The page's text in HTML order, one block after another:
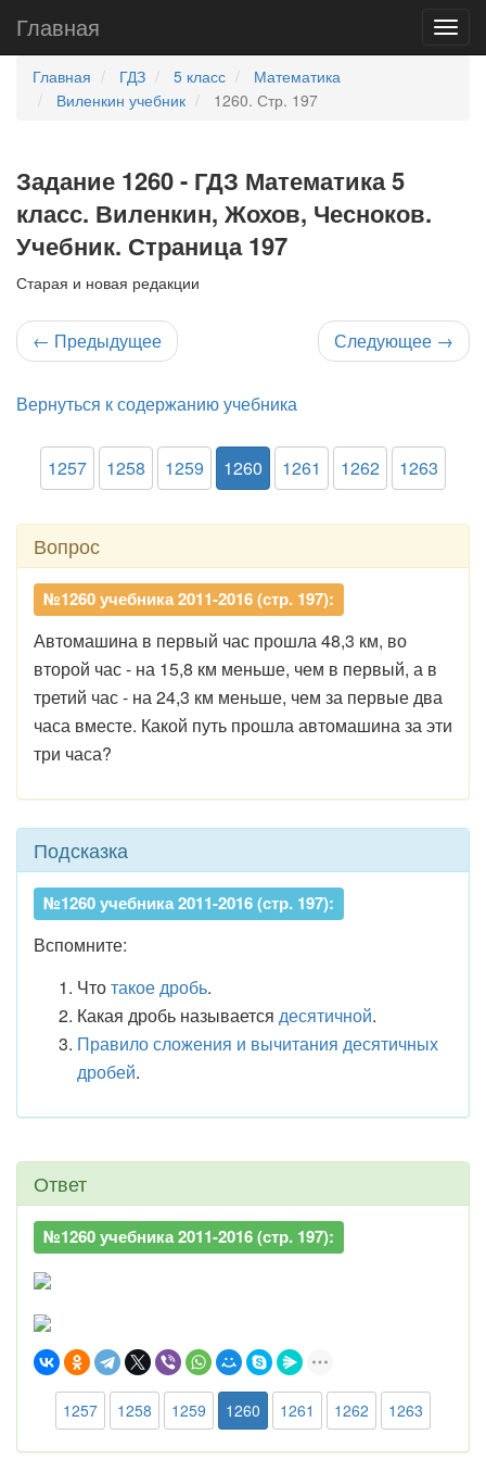
Главная
Главная ГДЗ 5 класс
Математика
Виленкин учебник
1260. Стр. 197
Задание 1260 - ГДЗ Математика 5
класс. Виленкин, Жохов, Чесноков.
Учебник. Страница 197
Старая и новая редакции
← Предыдущее Следующее →
Вернуться к содержанию учебника
1257 1258 1259 1260 1261 1262 1263
Вопрос
№1260 учебника 2011-2016 (стр. 197):
Автомашина в первый час прошла 48,3 км, во
второй час - на 15,8 км меньше, чем в первый, а в
третий час - на 24,3 км меньше, чем за первые два
часа вместе. Какой путь прошла автомашина за эти
три часа?
Подсказка
№1260 учебника 2011-2016 (стр. 197):
Вспомните:
Чтотакое дробь.
Какая дробь называется десятичной.
Правило сложения и вычитания десятичных
дробей.
Ответ
№1260 учебника 2011-2016 (стр. 197):
1257 1258 1259 1260 1261 1262 1263